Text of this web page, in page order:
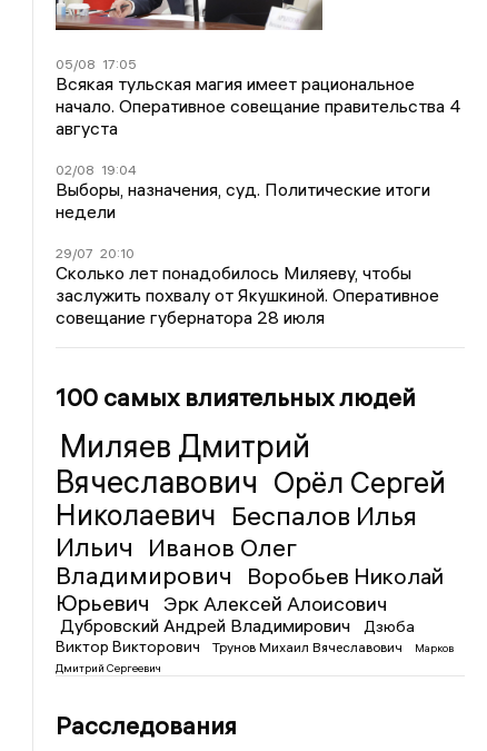
05/08 17:05
Всякая тульская магия имеет рациональное
начало. Оперативное совещание правительства 4
августа
02/08 19:04
Выборы, назначения, суд. Политические итоги
недели
29/07 20:10
Сколько лет понадобилось Миляеву, чтобы
заслужить похвалу от Якушкиной. Оперативное
совещание губернатора 28 июля
100 самых влиятельных людей
Миляев Дмитрий
Вячеславович Орёл Сергей
Николаевич Беспалов Илья
Ильич
Иванов Олег
Владимирович
Воробьев Николай
Юрьевич
Эрк Алексей Алоисович
Дубровский Андрей Владимирович
Дзюба
Виктор Викторович
Трунов Михаил Вячеславович
Марков
Дмитрий Сергеевич
Расследования